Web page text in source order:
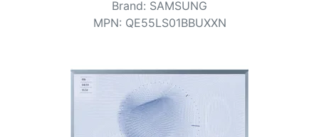
Brand: SAMSUNG
MPN: QE55LS01BBUXXN